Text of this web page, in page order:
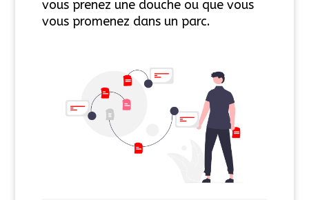
vous prenez une douche ou que vous
vous promenez dans un parc.